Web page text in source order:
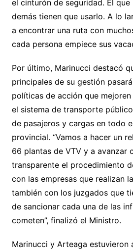
el cinturón de seguridad. El
demás tienen que usarlo. A lo
a encontrar una ruta con
cada persona empiece sus
Por último, Marinucci destacó
principales de su gestión
políticas de acción que
el sistema de transporte
de pasajeros y cargas en todo
provincial. “Vamos a hacer un
66 plantas de VTV y a avanzar
transparente el procedimiento
con las empresas que realizan
también con los juzgados que
de sancionar cada una de las
cometen”, finalizó el Ministro.
Marinucci y Arteaga estuvieron